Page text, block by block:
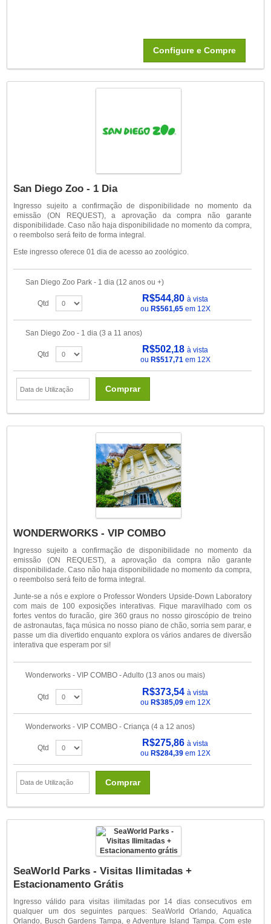
Configure e Compre
San Diego Zoo - 1 Dia
Ingresso sujeito a confirmação de disponibilidade no momento da
emissão (ON REQUEST), a aprovação da compra não garante
disponibilidade. Caso não haja disponibilidade no momento da compra,
o reembolso será feito de forma integral.
Este ingresso oferece 01 dia de acesso ao zoológico.
San Diego Zoo Park - 1 dia (12 anos ou +)
Qtd R$544,80à vista
ou R$561,65em 12X
San Diego Zoo - 1 dia (3 a 11 anos)
Qtd R$502,18à vista
ou R$517,71em 12X
Comprar
WONDERWORKS - VIP COMBO
Ingresso sujeito a confirmação de disponibilidade no momento da
emissão (ON REQUEST), a aprovação da compra não garante
disponibilidade. Caso não haja disponibilidade no momento da compra,
o reembolso será feito de forma integral.
Junte-se a nós e explore o Professor Wonders Upside-Down Laboratory
com mais de 100 exposições interativas. Fique maravilhado com os
fortes ventos do furacão, gire 360 graus no nosso giroscópio de treino
de astronautas, faça música no nosso piano de chão, sorria sem parar, e
passe um dia divertido enquanto explora os vários andares de diversão
interativa que esperam por si!
Wonderworks - VIP COMBO - Adulto (13 anos ou mais)
Qtd R$373,54à vista
ou R$385,09em 12X
Wonderworks - VIP COMBO - Criança (4 a 12 anos)
Qtd R$275,86à vista
ou R$284,39em 12X
Comprar
SeaWorld Parks - Visitas Ilimitadas +
Estacionamento Grátis
Ingresso válido para visitas ilimitadas por 14 dias consecutivos em
qualquer um dos seguintes parques: SeaWorld Orlando, Aquatica
Orlando, Busch Gardens Tampa, e Adventure Island Tampa. Com este